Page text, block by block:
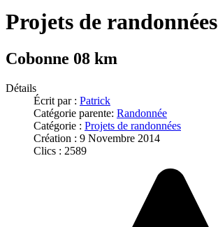
Projets de randonnées
Cobonne 08 km
Détails
Écrit par : Patrick
Catégorie parente: Randonnée
Catégorie : Projets de randonnées
Création : 9 Novembre 2014
Clics : 2589